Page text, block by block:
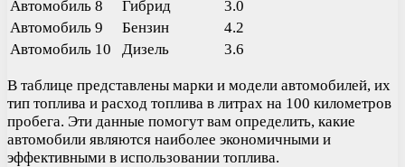
Автомобиль 8 Гибрид
3.0
Автомобиль 9
Бензин
4.2
Автомобиль 10
Дизель 3.6
В таблице представлены марки и модели автомобилей, их
тип топлива и расход топлива в литрах на 100 километров
пробега. Эти данные помогут вам определить, какие
автомобили являются наиболее экономичными и
эффективными в использовании топлива.